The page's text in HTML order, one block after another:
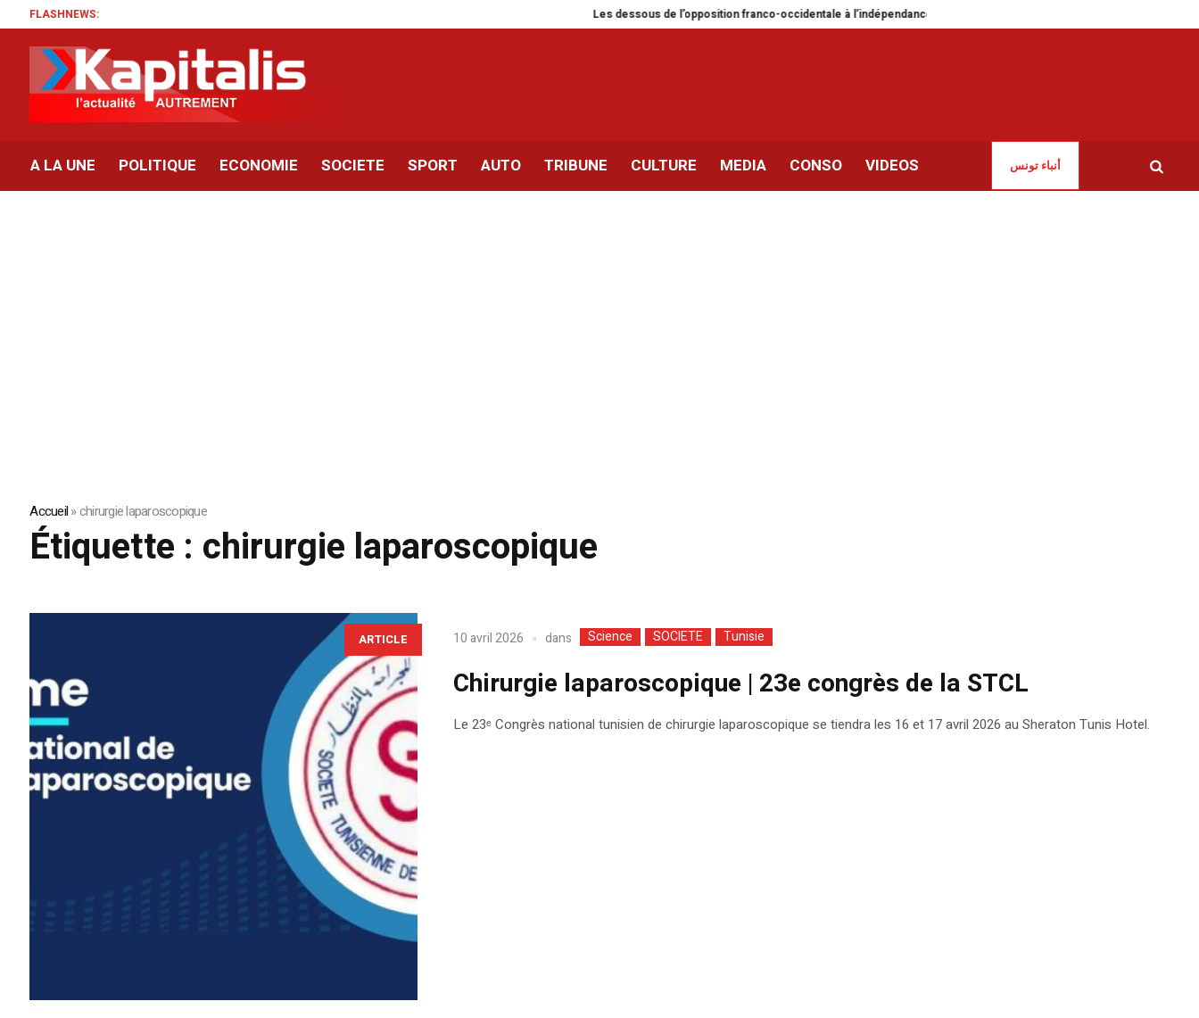
FLASHNEWS: Les dessous de l’opposition franco-occidentale à l’indépendance de la Tunisie
A LA UNE POLITIQUE ECONOMIE SOCIETE SPORT AUTO TRIBUNE CULTURE MEDIA CONSO VIDEOS أنباء تونس
Accueil»chirurgie laparoscopique
Étiquette : chirurgie laparoscopique
ARTICLE 10 avril 2026 dans Science SOCIETE Tunisie
Chirurgie laparoscopique | 23e congrès de la STCL
Le 23ᵉ Congrès national tunisien de chirurgie laparoscopique se tiendra les 16 et 17 avril 2026 au Sheraton Tunis Hotel.